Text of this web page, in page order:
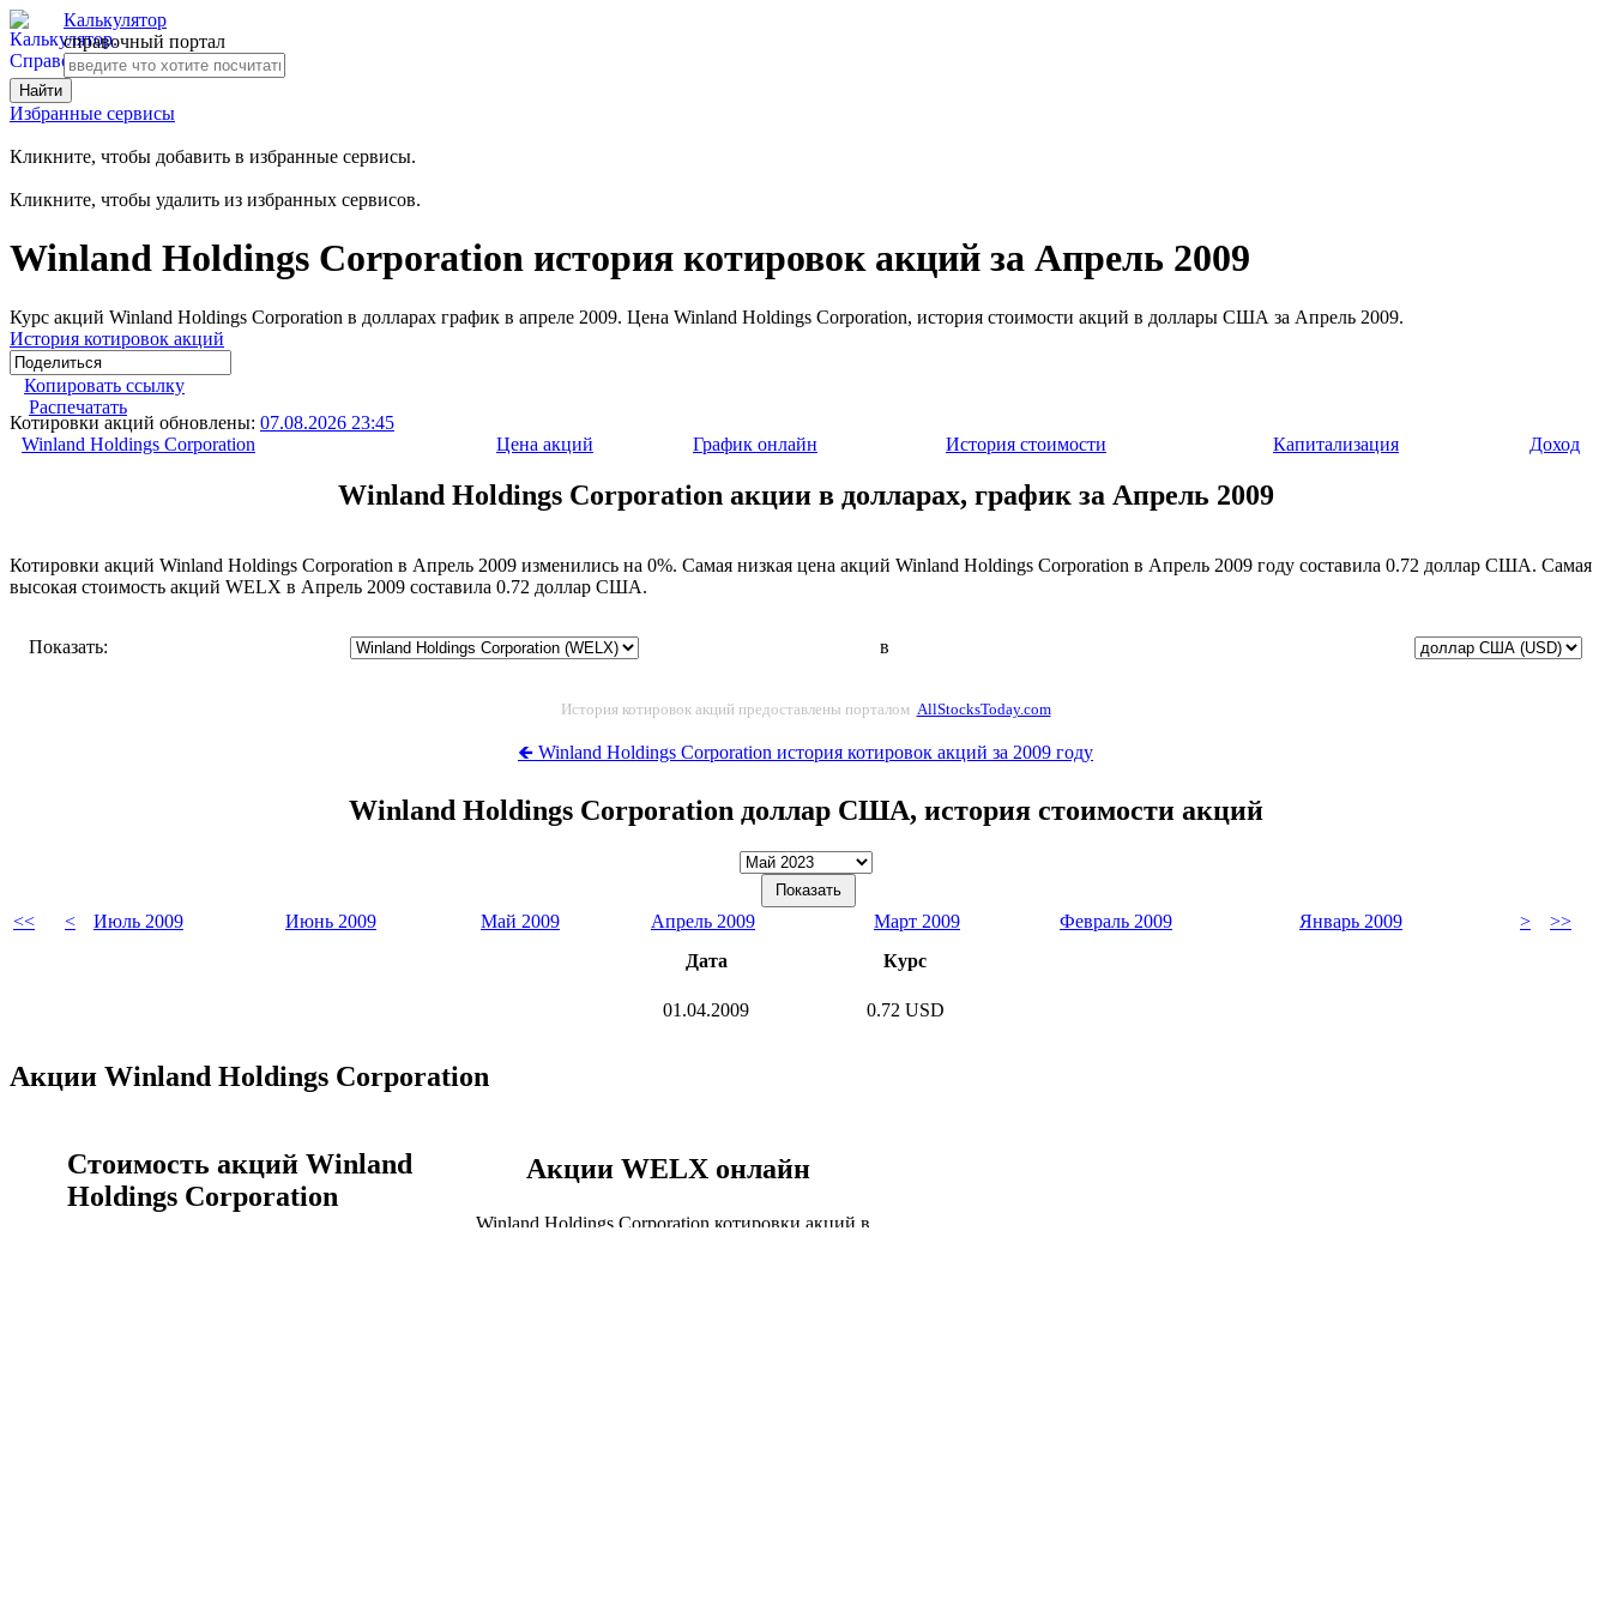
Калькулятор
справочный портал
Избранные сервисы
Кликните, чтобы добавить в избранные сервисы.
Кликните, чтобы удалить из избранных сервисов.
Winland Holdings Corporation история котировок акций за Апрель 2009
Курс акций Winland Holdings Corporation в долларах график в апреле 2009. Цена Winland Holdings Corporation, история стоимости акций в доллары США за Апрель 2009.
История котировок акций
Копировать ссылку
Распечатать
Котировки акций обновлены: 07.08.2026 23:45
Winland Holdings Corporation
Цена акций График онлайн История стоимости Капитализация Доход
Winland Holdings Corporation акции в долларах, график за Апрель 2009
Котировки акций Winland Holdings Corporation в Апрель 2009 изменились на 0%. Самая низкая цена акций Winland Holdings Corporation в Апрель 2009 году составила 0.72 доллар США. Самая
высокая стоимость акций WELX в Апрель 2009 составила 0.72 доллар США.
Показать: в
История котировок акций предоставлены порталом AllStocksToday.com
🡸 Winland Holdings Corporation история котировок акций за 2009 году
Winland Holdings Corporation доллар США, история стоимости акций
<< < Июль 2009 Июнь 2009 Май 2009 Апрель 2009 Март 2009 Февраль 2009 Январь 2009 >
>>
Дата
Курс
01.04.2009 0.72 USD
Акции Winland Holdings Corporation
Стоимость акций Winland
Holdings Corporation
Акции WELX онлайн
Winland Holdings Corporation котировки акций в